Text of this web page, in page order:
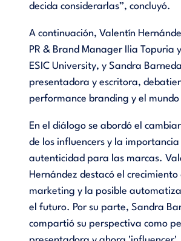
decida considerarlas”, concluyó.
A continuación, Valentín
PR & Brand Manager Ilia Topuria
ESIC University, y Sandra
presentadora y escritora,
performance branding y el
En el diálogo se abordó el
de los influencers y la importancia
autenticidad para las marcas.
Hernández destacó el
marketing y la posible
el futuro. Por su parte, Sandra
compartió su perspectiva como